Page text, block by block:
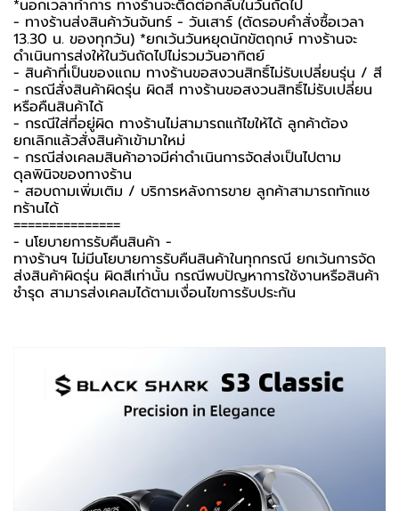
*นอกเวลาทำการ ทางร้านจะติดต่อกลับในวันถัดไป
- ทางร้านส่งสินค้าวันจันทร์ - วันเสาร์ (ตัดรอบคำสั่งซื้อเวลา
13.30 น. ของทุกวัน) *ยกเว้นวันหยุดนักขัตฤกษ์ ทางร้านจะ
ดำเนินการส่งให้ในวันถัดไปไม่รวมวันอาทิตย์
- สินค้าที่เป็นของแถม ทางร้านขอสงวนสิทธิ์ไม่รับเปลี่ยนรุ่น / สี
- กรณีสั่งสินค้าผิดรุ่น ผิดสี ทางร้านขอสงวนสิทธิ์ไม่รับเปลี่ยน
หรือคืนสินค้าได้
- กรณีใส่ที่อยู่ผิด ทางร้านไม่สามารถแก้ไขให้ได้ ลูกค้าต้อง
ยกเลิกแล้วสั่งสินค้าเข้ามาใหม่
- กรณีส่งเคลมสินค้าอาจมีค่าดำเนินการจัดส่งเป็นไปตาม
ดุลพินิจของทางร้าน
- สอบถามเพิ่มเติม / บริการหลังการขาย ลูกค้าสามารถทักแช
ทร้านได้
===============
-️ นโยบายการรับคืนสินค้า -️
ทางร้านฯ ไม่มีนโยบายการรับคืนสินค้าในทุกกรณี ยกเว้นการจัด
ส่งสินค้าผิดรุ่น ผิดสีเท่านั้น กรณีพบปัญหาการใช้งานหรือสินค้า
ชำรุด สามารส่งเคลมได้ตามเงื่อนไขการรับประกัน